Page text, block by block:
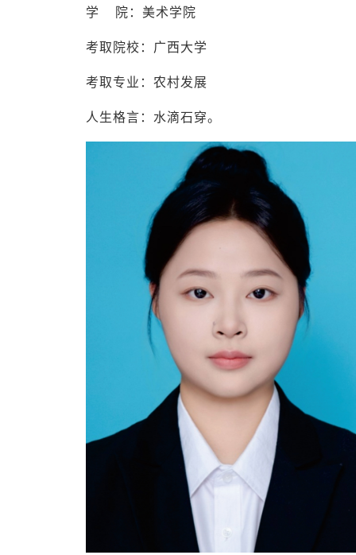
学 院：美术学院
考取院校：广西大学
考取专业：农村发展
人生格言：水滴石穿。